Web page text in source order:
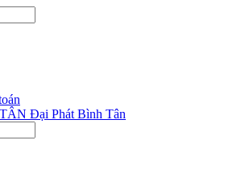
Đại Phát Bình Tân